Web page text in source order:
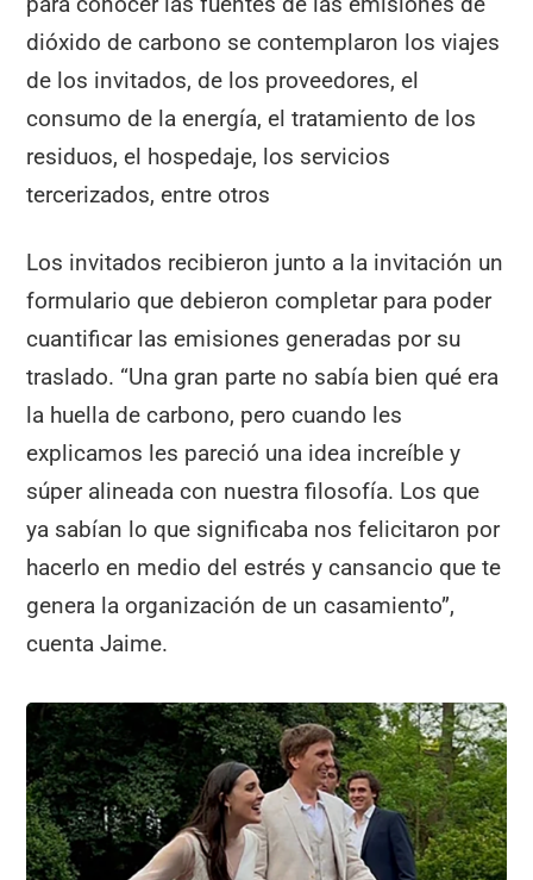
dióxido de carbono se contemplaron los viajes
de los invitados, de los proveedores, el
consumo de la energía, el tratamiento de los
residuos, el hospedaje, los servicios
tercerizados, entre otros
Los invitados recibieron junto a la invitación un
formulario que debieron completar para poder
cuantificar las emisiones generadas por su
traslado. “Una gran parte no sabía bien qué era
la huella de carbono, pero cuando les
explicamos les pareció una idea increíble y
súper alineada con nuestra filosofía. Los que
ya sabían lo que significaba nos felicitaron por
hacerlo en medio del estrés y cansancio que te
genera la organización de un casamiento”,
cuenta Jaime.